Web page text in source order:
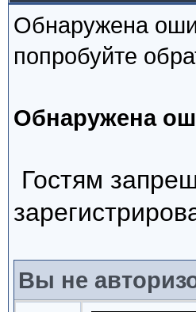
Обнаружена
попробуйте
Обнаружена
Гостям
Вы не